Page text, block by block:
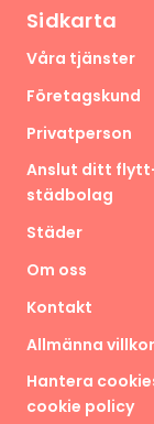
Sidkarta
Våra tjänster
Företagskund
Privatperson
Anslut ditt
städbolag
Städer
Om oss
Kontakt
Allmänna villkor
Hantera
cookie policy